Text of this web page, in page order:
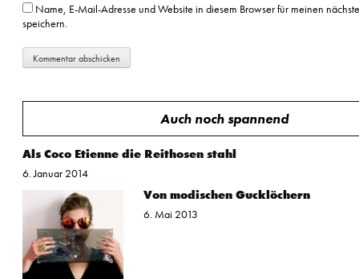
Name, E-Mail-Adresse und Website in diesem Browser für meinen
speichern.
Auch noch spannend
Als Coco Etienne die Reithosen stahl
6. Januar 2014
Von modischen Gucklöchern
6. Mai 2013